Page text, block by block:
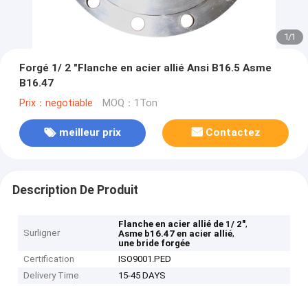
1/1
Forgé 1/ 2 "Flanche en acier allié Ansi B16.5 Asme
B16.47
Prix：negotiable MOQ：1Ton
meilleur prix Contactez
Description De Produit
Surligner
Flanche en acier allié de 1/ 2",
Asme b16.47 en acier allié,
une bride forgée
Certification
ISO9001.PED
Delivery Time
15-45 DAYS